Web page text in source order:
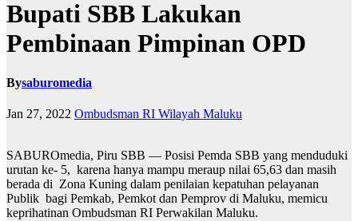
Bupati SBB Lakukan
Pembinaan Pimpinan OPD
Bysaburomedia
Jan 27, 2022 Ombudsman RI Wilayah Maluku
SABUROmedia, Piru SBB — Posisi Pemda SBB yang menduduki
urutan ke- 5, karena hanya mampu meraup nilai 65,63 dan masih
berada di Zona Kuning dalam penilaian kepatuhan pelayanan
Publik bagi Pemkab, Pemkot dan Pemprov di Maluku, memicu
keprihatinan Ombudsman RI Perwakilan Maluku.